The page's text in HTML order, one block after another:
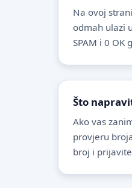
Na ovoj
odmah ulazi
SPAM i 0 OK
Što
Ako vas
provjeru
broj i